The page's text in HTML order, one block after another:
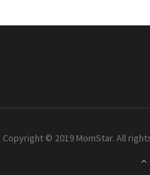
Copyright © 2019 MomStar. All